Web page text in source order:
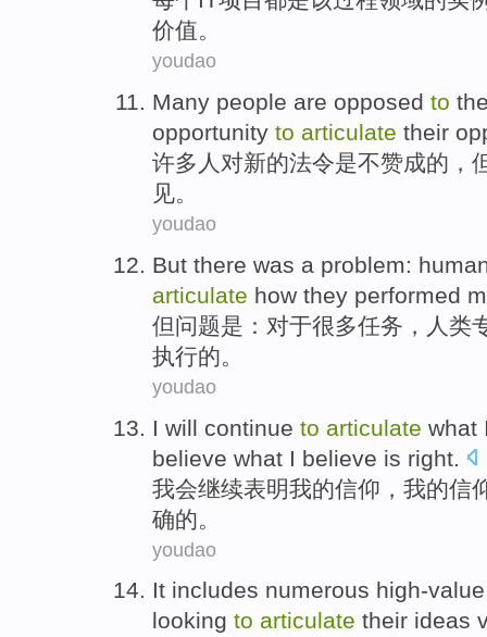
价值。
youdao
Many people are opposed to
opportunity to articulate their
许多 人 对新的法令是不赞成的，
见。
youdao
But there was a problem:
articulate how they performed
但问题是 ： 对于很多任务 ， 人类
执行的。
youdao
I will continue to articulate what
believe what I believe is right
我会继续表明我的信仰 ，我的
确的。
youdao
It includes numerous high-value
looking to articulate their ideas